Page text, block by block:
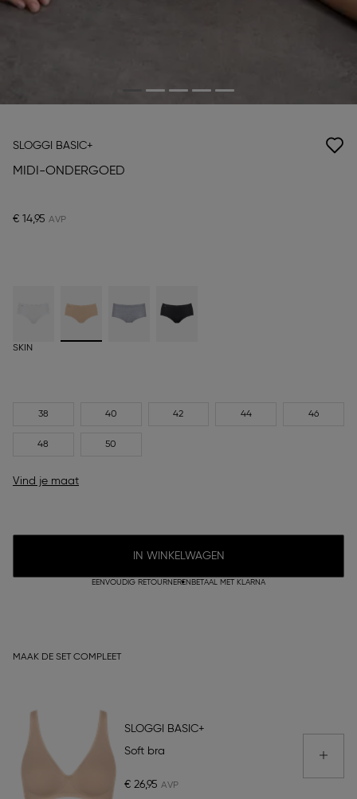
SLOGGI BASIC+
MIDI-ONDERGOED
€ 14,95
SKIN
38 40 42 44 46
48 50
Vind je maat
IN WINKELWAGEN
EENVOUDIG RETOURNEREN BETAAL MET KLARNA
MAAK DE SET COMPLEET
SLOGGI BASIC+
Soft bra
€ 26,95